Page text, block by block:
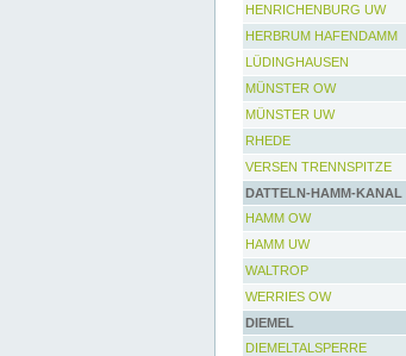
HENRICHENBURG UW
HERBRUM HAFENDAMM
LÜDINGHAUSEN
MÜNSTER OW
MÜNSTER UW
RHEDE
VERSEN TRENNSPITZE
DATTELN-HAMM-KANAL
HAMM OW
HAMM UW
WALTROP
WERRIES OW
DIEMEL
DIEMELTALSPERRE